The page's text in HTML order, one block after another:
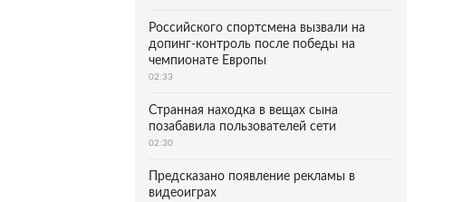
Российского спортсмена вызвали на
допинг-контроль после победы на
чемпионате Европы
02:33
Странная находка в вещах сына
позабавила пользователей сети
02:30
Предсказано появление рекламы в
видеоиграх